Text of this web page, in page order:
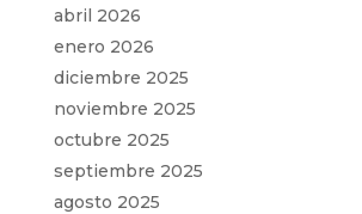
abril 2026
enero 2026
diciembre 2025
noviembre 2025
octubre 2025
septiembre 2025
agosto 2025